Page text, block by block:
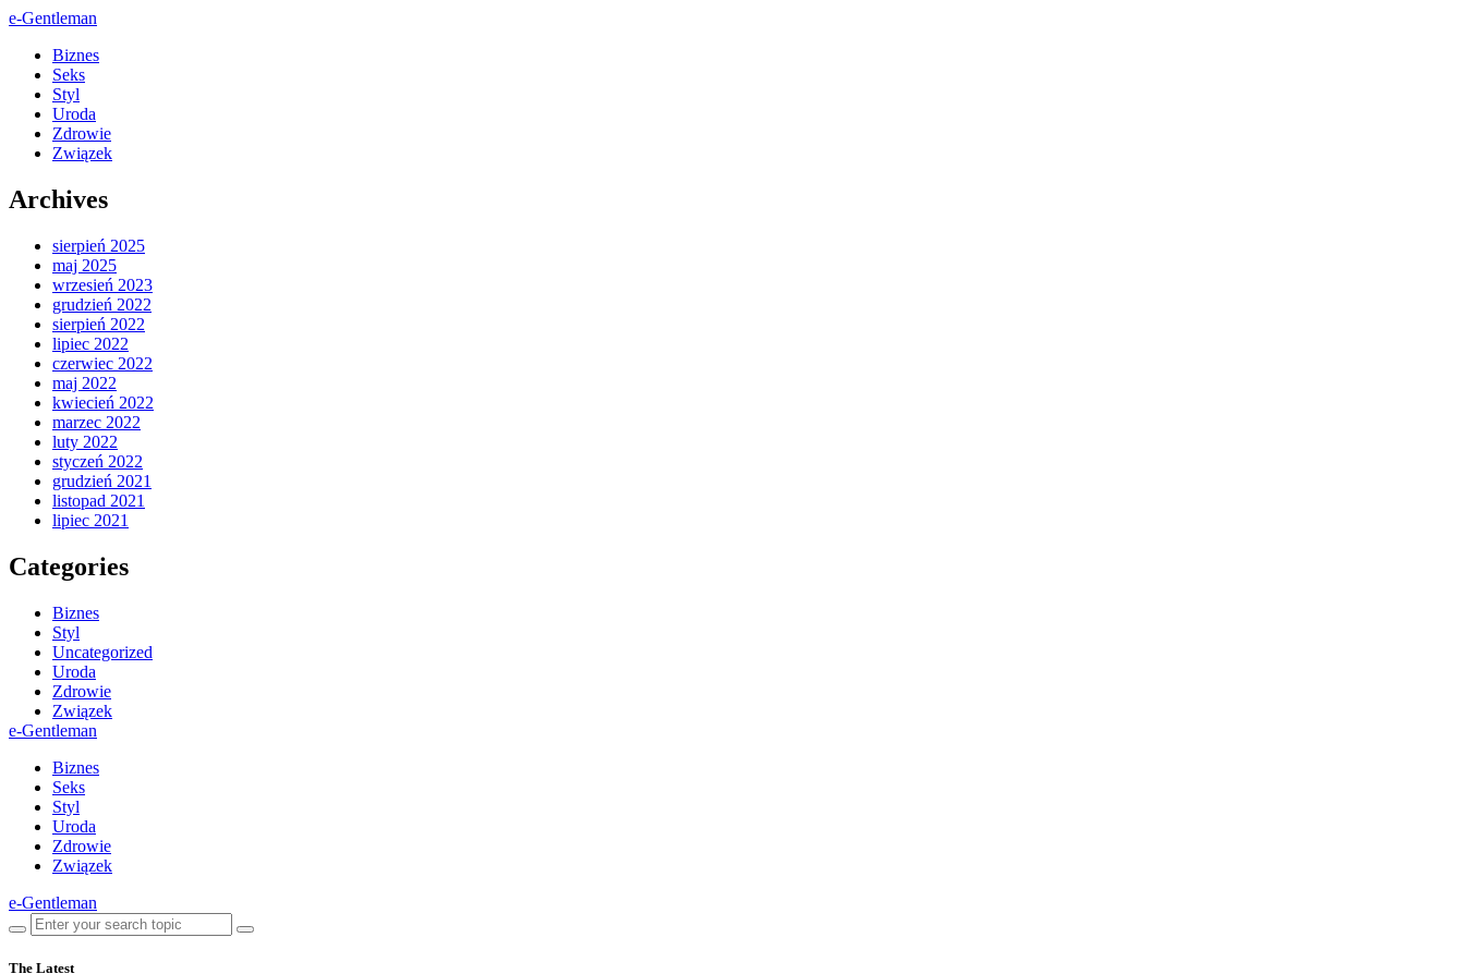
e-Gentleman
Biznes
Seks
Styl
Uroda
Zdrowie
Związek
Archives
sierpień 2025
maj 2025
wrzesień 2023
grudzień 2022
sierpień 2022
lipiec 2022
czerwiec 2022
maj 2022
kwiecień 2022
marzec 2022
luty 2022
styczeń 2022
grudzień 2021
listopad 2021
lipiec 2021
Categories
Biznes
Styl
Uncategorized
Uroda
Zdrowie
Związek
e-Gentleman
Biznes
Seks
Styl
Uroda
Zdrowie
Związek
e-Gentleman
The Latest